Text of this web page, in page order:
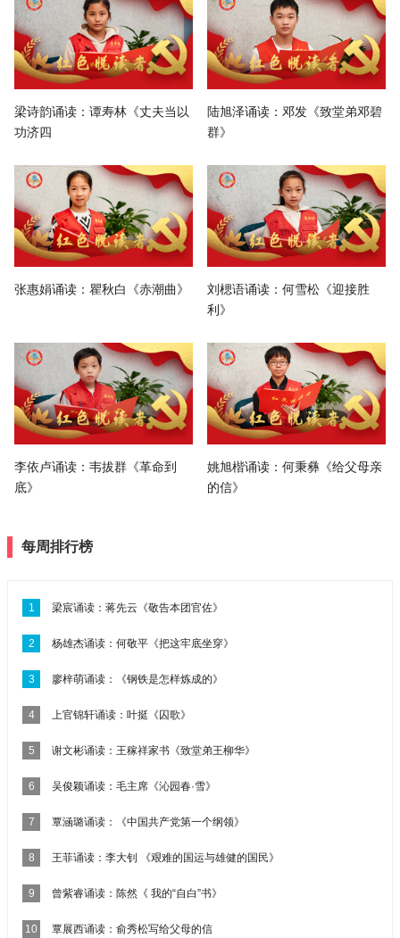
梁诗韵诵读：谭寿林《丈夫当以
功济四
陆旭泽诵读：邓发《致堂弟邓碧
群》
张惠娟诵读：瞿秋白《赤潮曲》
刘楒语诵读：何雪松《迎接胜
利》
李依卢诵读：韦拔群《革命到
底》
姚旭楷诵读：何秉彝《给父母亲
的信》
每周排行榜
1 梁宸诵读：蒋先云《敬告本团官佐》
2 杨雄杰诵读：何敬平《把这牢底坐穿》
3 廖梓萌诵读：《钢铁是怎样炼成的》
4 上官锦轩诵读：叶挺《囚歌》
5 谢文彬诵读：王稼祥家书《致堂弟王柳华》
6 吴俊颖诵读：毛主席《沁园春·雪》
7 覃涵璐诵读：《中国共产党第一个纲领》
8 王菲诵读：李大钊 《艰难的国运与雄健的国民》
9 曾紫睿诵读：陈然《 我的“自白”书》
10 覃展西诵读：俞秀松写给父母的信